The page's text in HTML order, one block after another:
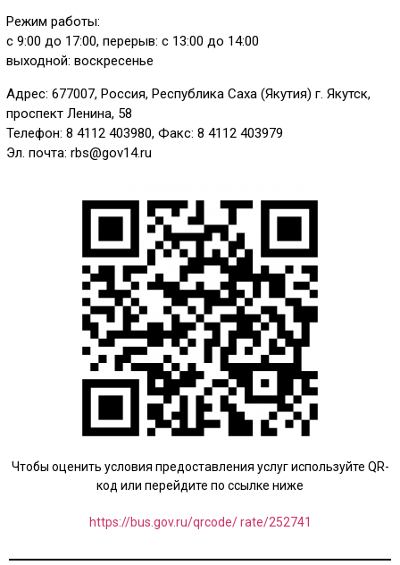
Режим работы:
с 9:00 до 17:00, перерыв: с 13:00 до 14:00
выходной: воскресенье
Адрес: 677007, Россия, Республика Саха (Якутия) г. Якутск,
проспект Ленина, 58
Телефон: 8 4112 403980, Факс: 8 4112 403979
Эл. почта: rbs@gov14.ru
Чтобы оценить условия предоставления услуг используйте QR-
код или перейдите по ссылке ниже
https://bus.gov.ru/qrcode/ rate/252741